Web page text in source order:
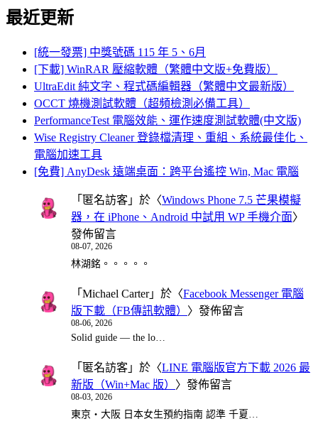
最近更新
[統一發票] 中獎號碼 115 年 5、6月
[下載] WinRAR 壓縮軟體（繁體中文版+免費版）
UltraEdit 純文字、程式碼編輯器（繁體中文最新版）
OCCT 燒機測試軟體（超頻檢測必備工具）
PerformanceTest 電腦效能、運作速度測試軟體(中文版)
Wise Registry Cleaner 登錄檔清理、重組、系統最佳化、
電腦加速工具
[免費] AnyDesk 遠端桌面：跨平台遙控 Win, Mac 電腦
「 匿名訪客 」於〈Windows Phone 7.5 芒果模擬
器，在 iPhone、Android 中試用 WP 手機介面〉
發佈留言
08-07, 2026
林湖銘。。。。。
「 Michael Carter」於〈Facebook Messenger 電腦
版下載（FB傳訊軟體） 〉發佈留言
08-06, 2026
Solid guide — the lo…
「 匿名訪客 」於〈LINE 電腦版官方下載 2026 最
新版（Win+Mac 版） 〉發佈留言
08-03, 2026
東京・大阪 日本女生預約指南 認準 千夏…